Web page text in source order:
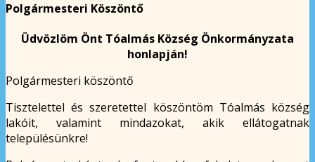
Polgármesteri Köszöntő
Üdvözlöm Önt Tóalmás Község Önkormányzata
honlapján!
Polgármesteri köszöntő
Tisztelettel és szeretettel köszöntöm Tóalmás község
lakóit, valamint mindazokat, akik ellátogatnak
településünkre!